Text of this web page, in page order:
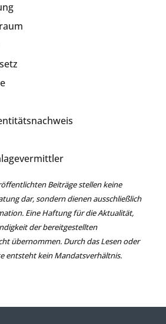
Beiträge stellen keine
dar, sondern dienen ausschließlich
Eine Haftung für die Aktualität,
der bereitgestellten
übernommen. Durch das Lesen oder
entsteht kein Mandatsverhältnis.